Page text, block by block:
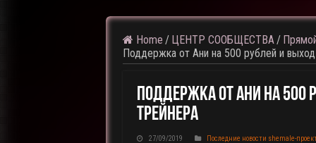
Home / ЦЕНТР СООБЩЕСТВА /
Поддержка от Ани на 500 рублей и
Поддержка От Ани На 500
Трейнера
27/09/2019 Последние новости shemale-